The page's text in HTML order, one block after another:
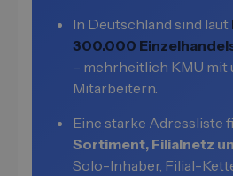
In Deutschland sind laut
300.000
– mehrheitlich KMU mit
Mitarbeitern.
Eine starke Adressliste
Sortiment, Filialnetz
Solo-Inhaber, Filial-